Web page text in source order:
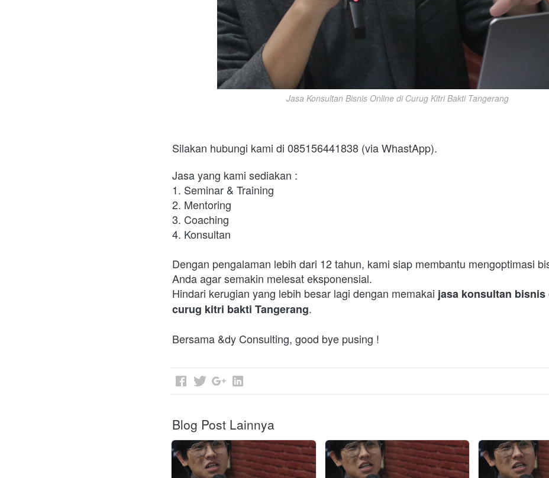
Jasa Konsultan Bisnis Online di Curug Kitri Bakti Tangerang
Silakan hubungi kami di 085156441838 (via WhastApp).
Jasa yang kami sediakan :
1. Seminar & Training
2. Mentoring
3. Coaching
4. Konsultan
Dengan pengalaman lebih dari 12 tahun, kami siap membantu mengoptimasi
Anda agar semakin melesat eksponensial.
Hindari kerugian yang lebih besar lagi dengan memakai jasa konsultan bisnis
curug kitri bakti Tangerang.
Bersama &dy Consulting, good bye pusing !
Blog Post Lainnya